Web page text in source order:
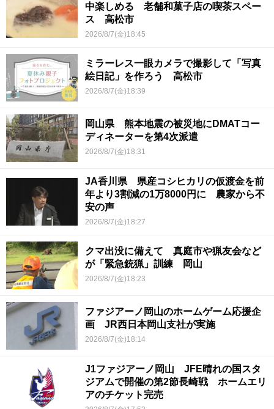
中楽しめる 老舗和菓子店の喫茶スペー
ス 高松市
2026/8/7(金)18:45
ミラーレス一眼カメラで撮影して「写真
絵日記」を作ろう 高松市
2026/8/7(金)18:39
岡山県 熊本地震の被災地にDMATコー
ディネーターを第4次派遣
2026/8/7(金)18:31
JA香川県 県産コシヒカリの仮渡金を前
年より3割減の1万8000円に 農家から不
安の声
2026/8/7(金)18:27
クマ出没に備えて 真庭市や猟友会など
が「緊急銃猟」訓練 岡山
2026/8/7(金)18:23
ファジアーノ岡山のホームゲーム応援企
画 JR西日本岡山支社が実施
2026/8/7(金)18:14
J1ファジアーノ岡山 JFE晴れの国スタ
ジアムで開催の第2節長崎戦 ホームエリ
アのチケット完売